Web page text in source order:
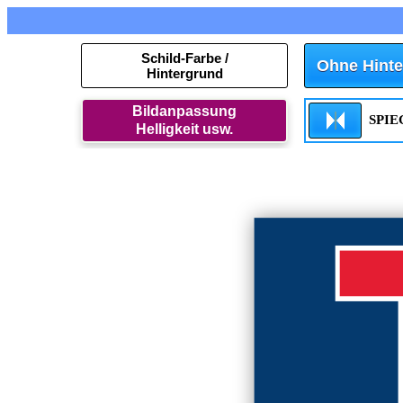
Schild-Farbe /
Hintergrund
Ohne
Bildanpassung
Helligkeit usw.